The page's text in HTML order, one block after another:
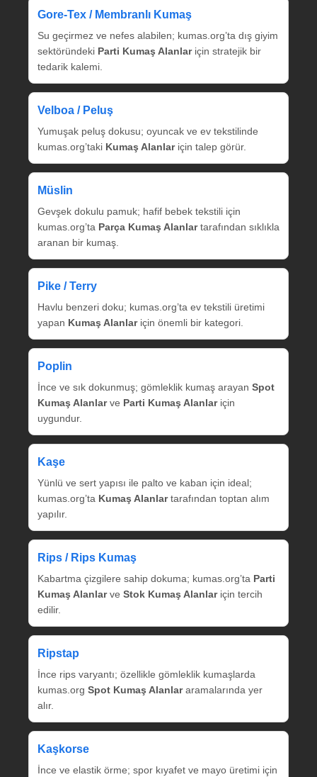
Gore‑Tex / Membranlı Kumaş
Su geçirmez ve nefes alabilen; kumas.org’ta dış giyim
sektöründeki Parti Kumaş Alanlariçin stratejik bir
tedarik kalemi.
Velboa / Peluş
Yumuşak peluş dokusu; oyuncak ve ev tekstilinde
kumas.org’taki Kumaş Alanlariçin talep görür.
Müslin
Gevşek dokulu pamuk; hafif bebek tekstili için
kumas.org’ta Parça Kumaş Alanlartarafından sıklıkla
aranan bir kumaş.
Pike / Terry
Havlu benzeri doku; kumas.org’ta ev tekstili üretimi
yapan Kumaş Alanlariçin önemli bir kategori.
Poplin
İnce ve sık dokunmuş; gömleklik kumaş arayan Spot
Kumaş Alanlarve Parti Kumaş Alanlariçin
uygundur.
Kaşe
Yünlü ve sert yapısı ile palto ve kaban için ideal;
kumas.org’ta Kumaş Alanlartarafından toptan alım
yapılır.
Rips / Rips Kumaş
Kabartma çizgilere sahip dokuma; kumas.org’ta Parti
Kumaş Alanlarve Stok Kumaş Alanlariçin tercih
edilir.
Ripstap
İnce rips varyantı; özellikle gömleklik kumaşlarda
kumas.org Spot Kumaş Alanlararamalarında yer
alır.
Kaşkorse
İnce ve elastik örme; spor kıyafet ve mayo üretimi için